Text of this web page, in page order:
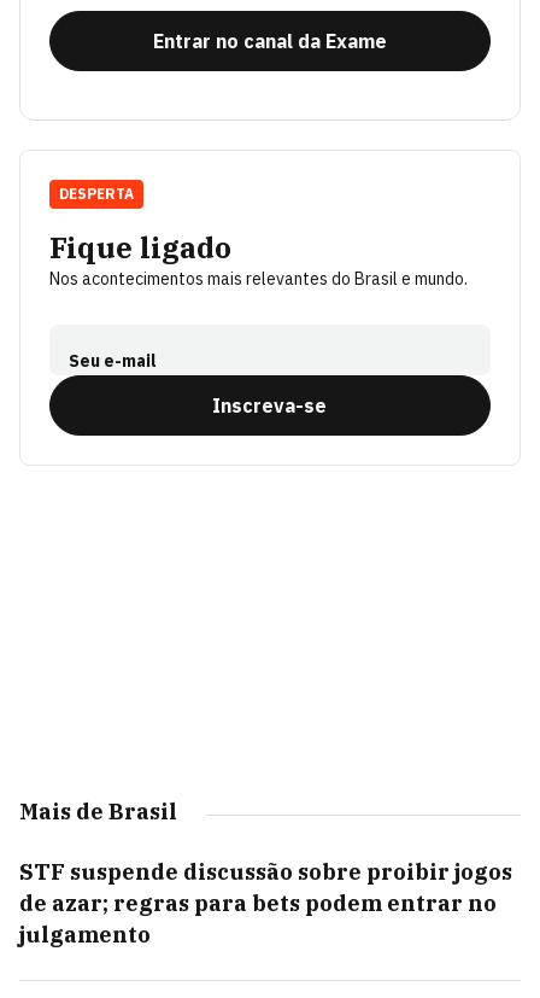
Entrar no canal da Exame
Fique ligado
Nos acontecimentos mais relevantes do Brasil e mundo.
Seu e-mail
Inscreva-se
DESPERTA
Mais de Brasil
STF suspende discussão sobre proibir jogos
de azar; regras para bets podem entrar no
julgamento